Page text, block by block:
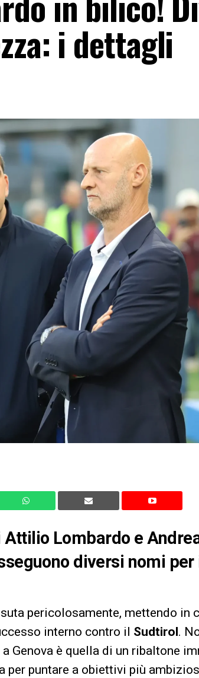
i dettagli
Lombardo e
diversi nomi per
pericolosamente, mettendo in
interno contro il Sudtirol.
Genova è quella di un ribaltone
per puntare a obiettivi più